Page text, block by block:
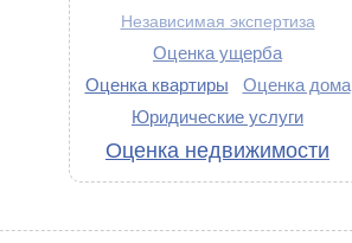
Независимая экспертиза
Оценка ущерба
Оценка квартиры
Оценка дома
Юридические услуги
Оценка недвижимости